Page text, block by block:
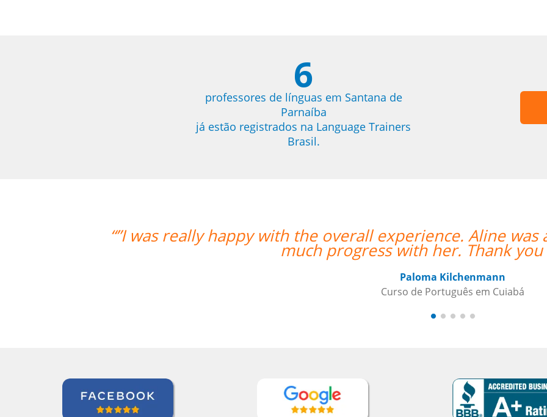
6
professores de línguas em Santana de
Parnaíba
já estão registrados na Language Trainers
Brasil.
with the overall experience. Aline was an amazing teacher and I made so
much progress with her. Thank you so much!””